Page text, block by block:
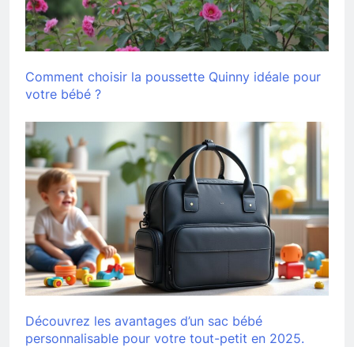
Comment choisir la poussette Quinny idéale pour
votre bébé ?
Découvrez les avantages d’un sac bébé
personnalisable pour votre tout-petit en 2025.